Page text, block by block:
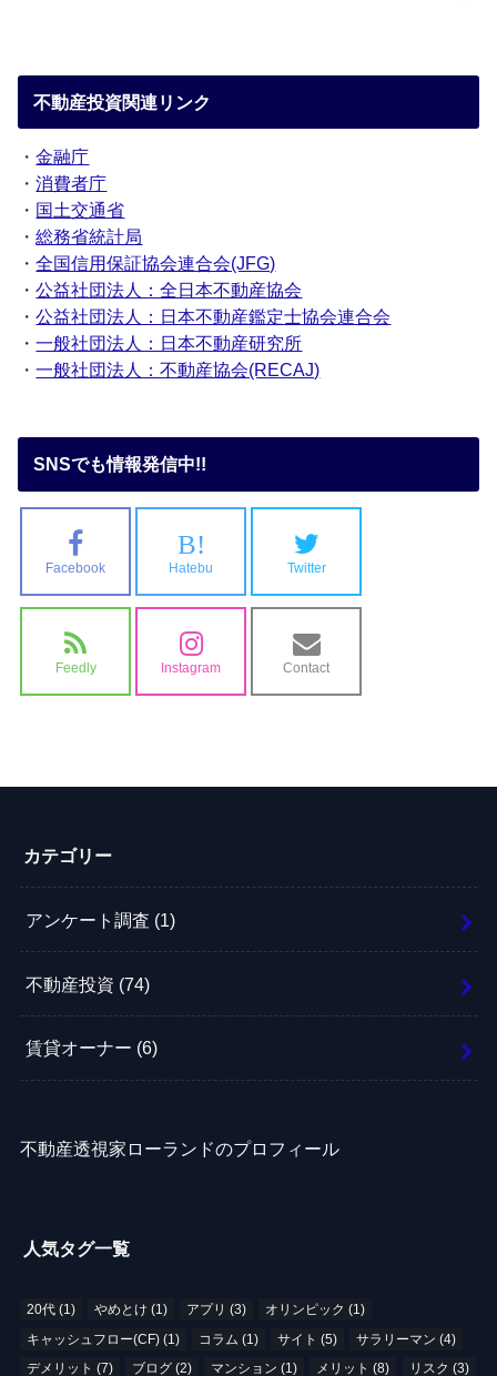
不動産投資関連リンク
・金融庁
・消費者庁
・ 国土交通省
・総務省統計局
・全国信用保証協会連合会(JFG)
・公益社団法人：全日本不動産協会
・公益社団法人：日本不動産鑑定士協会連合会
・一般社団法人：日本不動産研究所
・一般社団法人：不動産協会(RECAJ)
SNSでも情報発信中!!
Facebook
B!
Hatebu Twitter
Feedly Instagram Contact
カテゴリー
アンケート調査 (1)
不動産投資 (74)
賃貸オーナー (6)
不動産透視家ローランドのプロフィール
人気タグ一覧
20代(1) やめとけ (1) アプリ (3) オリンピック (1)
キャッシュフロー(CF)(1) コラム (1) サイト (5) サラリーマン (4)
デメリット (7) ブログ (2) マンション (1) メリット (8) リスク (3)